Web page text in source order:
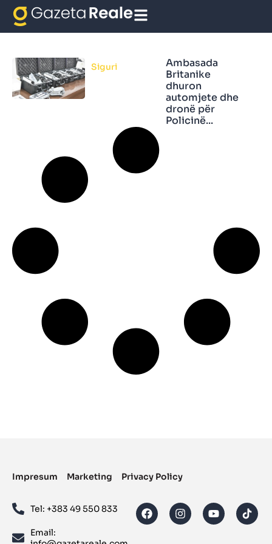
Ambasada Britanike
Siguri
Ambasada
Britanike
dhuron
automjete dhe
dronë për
Policinë...
Impresum Marketing Privacy Policy
Tel: ‪+383 49 550 833‬
Email: